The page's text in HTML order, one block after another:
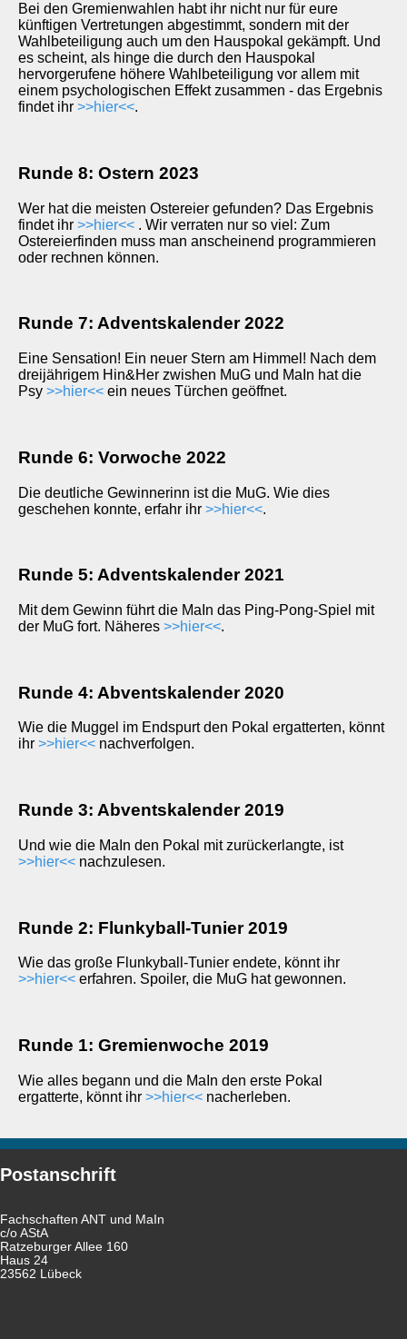
Bei den Gremienwahlen habt ihr nicht nur für eure
künftigen Vertretungen abgestimmt, sondern mit der
Wahlbeteiligung auch um den Hauspokal gekämpft. Und
es scheint, als hinge die durch den Hauspokal
hervorgerufene höhere Wahlbeteiligung vor allem mit
einem psychologischen Effekt zusammen - das Ergebnis
findet ihr >>hier<<.
Runde 8: Ostern 2023
Wer hat die meisten Ostereier gefunden? Das Ergebnis
findet ihr >>hier<< . Wir verraten nur so viel: Zum
Ostereierfinden muss man anscheinend programmieren
oder rechnen können.
Runde 7: Adventskalender 2022
Eine Sensation! Ein neuer Stern am Himmel! Nach dem
dreijährigem Hin&Her zwishen MuG und MaIn hat die
Psy >>hier<< ein neues Türchen geöffnet.
Runde 6: Vorwoche 2022
Die deutliche Gewinnerinn ist die MuG. Wie dies
geschehen konnte, erfahr ihr >>hier<<.
Runde 5: Adventskalender 2021
Mit dem Gewinn führt die MaIn das Ping-Pong-Spiel mit
der MuG fort. Näheres >>hier<<.
Runde 4: Abventskalender 2020
Wie die Muggel im Endspurt den Pokal ergatterten, könnt
ihr >>hier<< nachverfolgen.
Runde 3: Abventskalender 2019
Und wie die MaIn den Pokal mit zurückerlangte, ist
>>hier<< nachzulesen.
Runde 2: Flunkyball-Tunier 2019
Wie das große Flunkyball-Tunier endete, könnt ihr
>>hier<< erfahren. Spoiler, die MuG hat gewonnen.
Runde 1: Gremienwoche 2019
Wie alles begann und die MaIn den erste Pokal
ergatterte, könnt ihr >>hier<< nacherleben.
Postanschrift
Fachschaften ANT und MaIn
c/o AStA
Ratzeburger Allee 160
Haus 24
23562 Lübeck